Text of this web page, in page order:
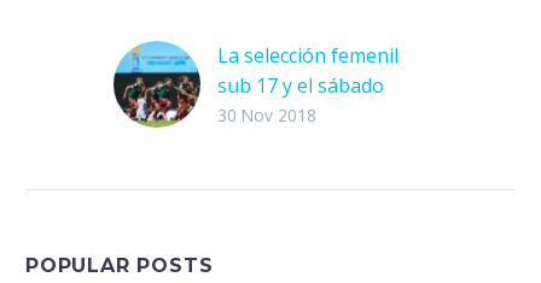
La selección femenil
sub 17 y el sábado
mágico
30 Nov 2018
POPULAR POSTS